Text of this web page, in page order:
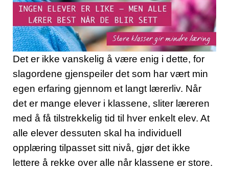
Det er ikke vanskelig å være enig i dette, for
slagordene gjenspeiler det som har vært min
egen erfaring gjennom et langt lærerliv. Når
det er mange elever i klassene, sliter læreren
med å få tilstrekkelig tid til hver enkelt elev. At
alle elever dessuten skal ha individuell
opplæring tilpasset sitt nivå, gjør det ikke
lettere å rekke over alle når klassene er store.